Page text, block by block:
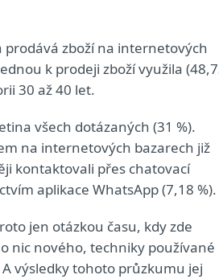
prodává zboží na internetových
k prodeji zboží využila
30 až 40 let.
všech dotázaných (31 %).
na internetových bazarech již
kontaktovali přes chatovací
aplikace WhatsApp (7,18 %).
jen otázkou času, kdy zde
nic nového, techniky používané
výsledky tohoto průzkumu jej